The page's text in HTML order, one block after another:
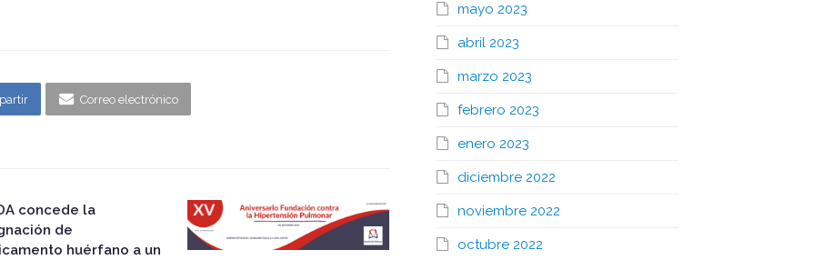
Correo electrónico
concede la
de
huérfano a un
mayo 2023
abril 2023
marzo 2023
febrero 2023
enero 2023
diciembre 2022
noviembre 2022
octubre 2022